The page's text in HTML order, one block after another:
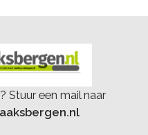
Stuur een mail naar